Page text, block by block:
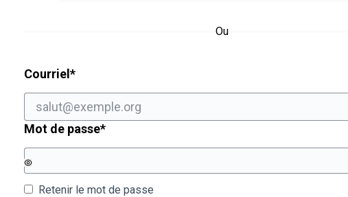
Ou
Courriel *Champ obligatoire
Mot de passe*Champ obligatoire
Retenir le mot de passe